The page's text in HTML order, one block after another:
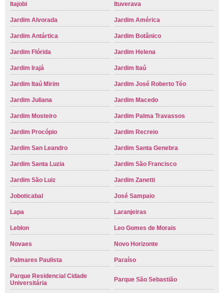
Itajobi Ituverava
Jardim Alvorada Jardim América
Jardim Antártica Jardim Botânico
Jardim Flórida Jardim Helena
Jardim Irajá Jardim Itaú
Jardim Itaú Mirim Jardim José Roberto Téo
Jardim Juliana Jardim Macedo
Jardim Mosteiro Jardim Palma Travassos
Jardim Procópio Jardim Recreio
Jardim San Leandro Jardim Santa Genebra
Jardim Santa Luzia Jardim São Francisco
Jardim São Luiz Jardim Zanetti
Joboticabal José Sampaio
Lapa Laranjeiras
Leblon Leo Gomes de Morais
Novaes Novo Horizonte
Palmares Paulista Paraíso
Parque Residencial Cidade
Universitária
Parque São Sebastião